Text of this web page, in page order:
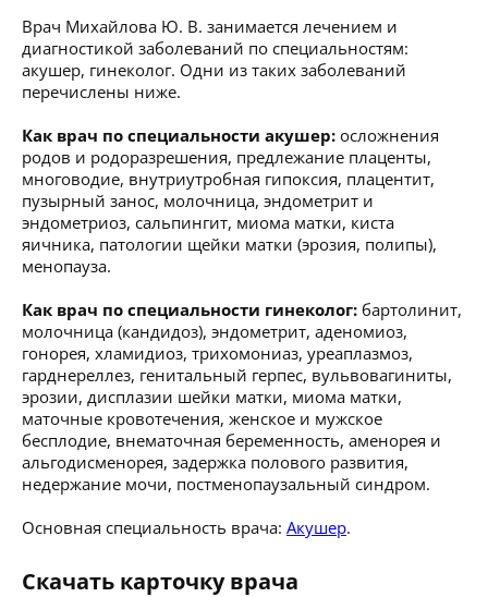
Врач Михайлова Ю. В. занимается лечением и
диагностикой заболеваний по специальностям:
акушер, гинеколог. Одни из таких заболеваний
перечислены ниже.
Как врач по специальности акушер: осложнения
родов и родоразрешения, предлежание плаценты,
многоводие, внутриутробная гипоксия, плацентит,
пузырный занос, молочница, эндометрит и
эндометриоз, сальпингит, миома матки, киста
яичника, патологии щейки матки (эрозия, полипы),
менопауза.
Как врач по специальности гинеколог: бартолинит,
молочница (кандидоз), эндометрит, аденомиоз,
гонорея, хламидиоз, трихомониаз, уреаплазмоз,
гарднереллез, генитальный герпес, вульвовагиниты,
эрозии, дисплазии шейки матки, миома матки,
маточные кровотечения, женское и мужское
бесплодие, внематочная беременность, аменорея и
альгодисменорея, задержка полового развития,
недержание мочи, постменопаузальный синдром.
Основная специальность врача: Акушер.
Скачать карточку врача